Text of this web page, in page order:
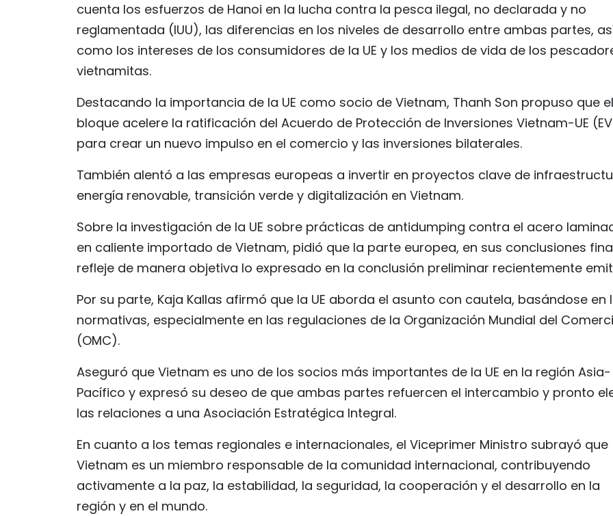
cuenta los esfuerzos de Hanoi en la lucha contra la pesca ilegal, no declarada y no
reglamentada (IUU), las diferencias en los niveles de desarrollo entre ambas partes,
como los intereses de los consumidores de la UE y los medios de vida de los
vietnamitas.
Destacando la importancia de la UE como socio de Vietnam, Thanh Son propuso que el
bloque acelere la ratificación del Acuerdo de Protección de Inversiones Vietnam-UE
para crear un nuevo impulso en el comercio y las inversiones bilaterales.
También alentó a las empresas europeas a invertir en proyectos clave de
energía renovable, transición verde y digitalización en Vietnam.
Sobre la investigación de la UE sobre prácticas de antidumping contra el acero
en caliente importado de Vietnam, pidió que la parte europea, en sus conclusiones
refleje de manera objetiva lo expresado en la conclusión preliminar recientemente
Por su parte, Kaja Kallas afirmó que la UE aborda el asunto con cautela, basándose en
normativas, especialmente en las regulaciones de la Organización Mundial del
(OMC).
Aseguró que Vietnam es uno de los socios más importantes de la UE en la región Asia-
Pacífico y expresó su deseo de que ambas partes refuercen el intercambio y pronto
las relaciones a una Asociación Estratégica Integral.
En cuanto a los temas regionales e internacionales, el Viceprimer Ministro subrayó que
Vietnam es un miembro responsable de la comunidad internacional, contribuyendo
activamente a la paz, la estabilidad, la seguridad, la cooperación y el desarrollo en la
región y en el mundo.